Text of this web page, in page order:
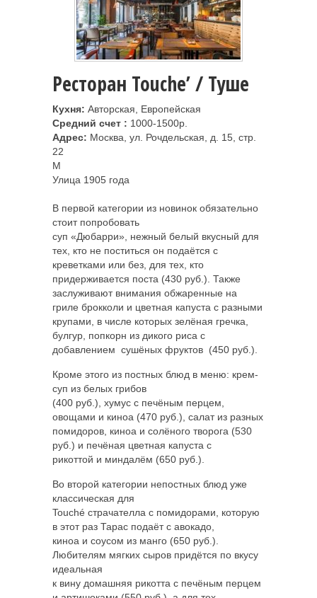
Ресторан Touche’ / Туше
Кухня: Авторская, Европейская
Средний счет : 1000-1500р.
Адрес: Москва, ул. Рочдельская, д. 15, стр.
22
M
Улица 1905 года
В первой категории из новинок обязательно
стоит попробовать
суп «Дюбарри», нежный белый вкусный для
тех, кто не поститься он подаётся с
креветками или без, для тех, кто
придерживается поста (430 руб.). Также
заслуживают внимания обжаренные на
гриле брокколи и цветная капуста с разными
крупами, в числе которых зелёная гречка,
булгур, попкорн из дикого риса с
добавлением сушёных фруктов (450 руб.).
Кроме этого из постных блюд в меню: крем-
суп из белых грибов
(400 руб.), хумус с печёным перцем,
овощами и киноа (470 руб.), салат из разных
помидоров, киноа и солёного творога (530
руб.) и печёная цветная капуста с
рикоттой и миндалём (650 руб.).
Во второй категории непостных блюд уже
классическая для
Touché страчателла с помидорами, которую
в этот раз Тарас подаёт с авокадо,
киноа и соусом из манго (650 руб.).
Любителям мягких сыров придётся по вкусу
идеальная
к вину домашняя рикотта с печёным перцем